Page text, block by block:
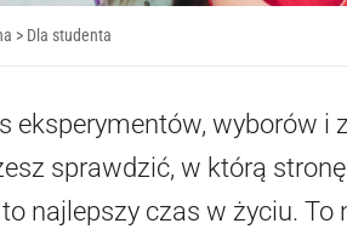
> Dla studenta
eksperymentów, wyborów i
sprawdzić, w którą
najlepszy czas w życiu.